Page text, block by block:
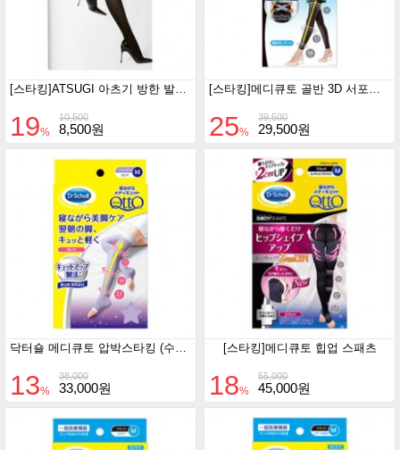
10,500
19% 8,500원
39,500
25% 29,500원
닥터숄 메디큐토 압박스타킹 (수면용) - 롱형
38,000
13% 33,000원
[스타킹]메디큐토 힙업 스패츠
55,000
18% 45,000원